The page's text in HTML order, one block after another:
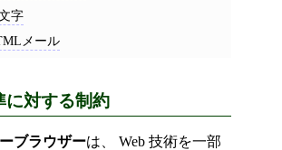
字
メール
に対する制約
ブラウザーは、 Web 技術を一部